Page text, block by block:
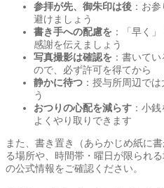
参拝が先、御朱印は後 ：お
避けましょう
書き手への配慮を ：「早く
感謝を伝えましょう
写真撮影は確認を ：書いて
ので、必ず許可を得てから
静かに待つ ：授与所周辺で
う
おつりの心配を減らす ：小
よくやり取りできます
また、書き置き（あらかじめ紙に
る場所や、時間帯・曜日が限られ
の公式情報をご確認ください。